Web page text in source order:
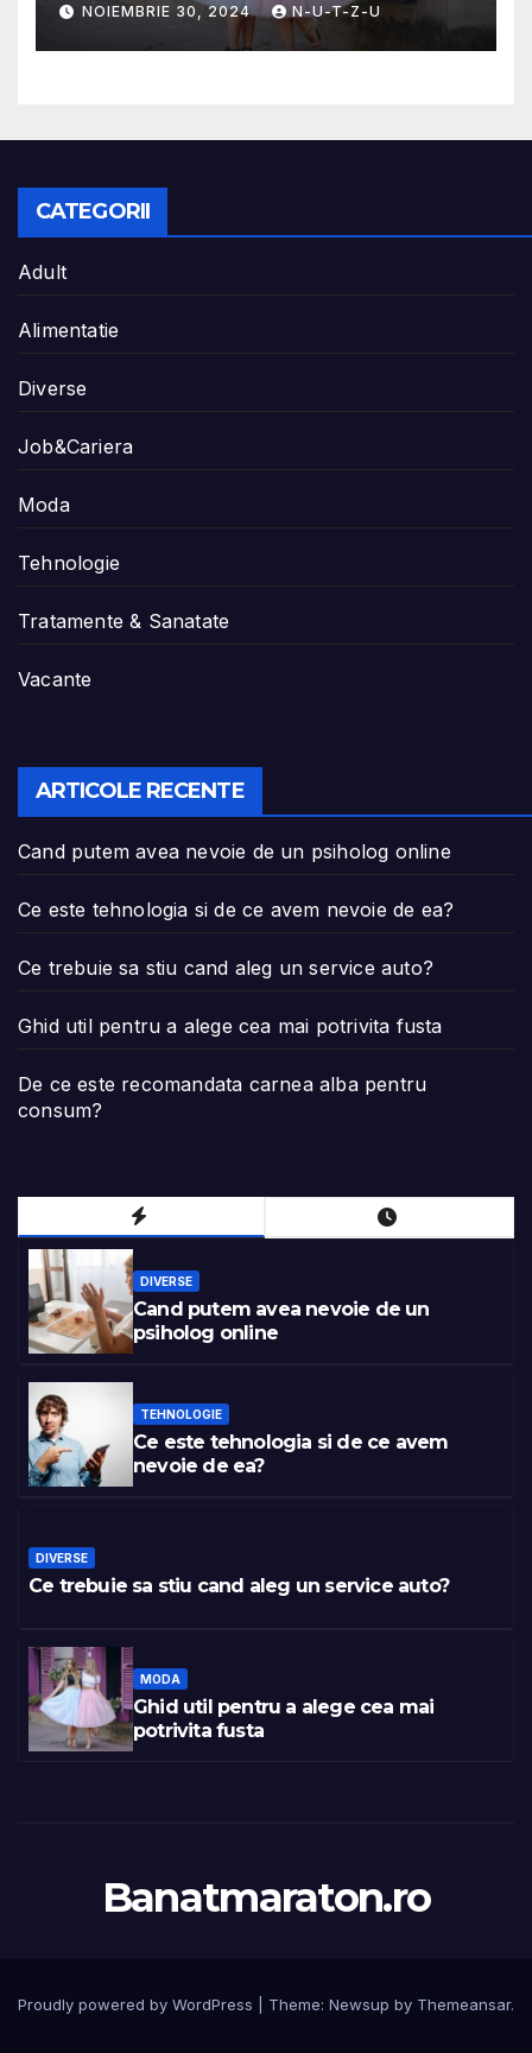
NOIEMBRIE 30, 2024 N-U-T-Z-U
CATEGORII
Adult
Alimentatie
Diverse
Job&Cariera
Moda
Tehnologie
Tratamente & Sanatate
Vacante
ARTICOLE RECENTE
Cand putem avea nevoie de un psiholog online
Ce este tehnologia si de ce avem nevoie de ea?
Ce trebuie sa stiu cand aleg un service auto?
Ghid util pentru a alege cea mai potrivita fusta
De ce este recomandata carnea alba pentru
consum?
DIVERSE
Cand putem avea nevoie de un
psiholog online
TEHNOLOGIE
Ce este tehnologia si de ce avem
nevoie de ea?
DIVERSE
Ce trebuie sa stiu cand aleg un service auto?
MODA
Ghid util pentru a alege cea mai
potrivita fusta
Banatmaraton.ro
Proudly powered by WordPress Theme: Newsup by Themeansar.